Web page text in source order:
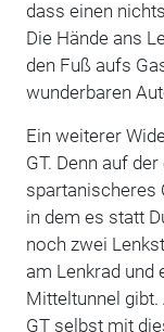
dass einen
Die Hände ans
den Fuß aufs
wunderbaren
Ein weiterer
GT. Denn auf
spartanischeres
in dem es statt
noch zwei
am Lenkrad und
Mitteltunnel gibt.
GT selbst mit